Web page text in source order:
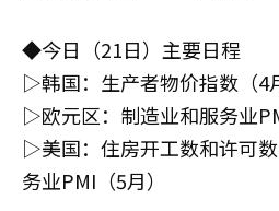
◆今日（21日）主要日程
▷韩国：生产者物价指数（4
▷欧元区：制造业和服务业
▷美国：住房开工数和许可
务业PMI（5月）